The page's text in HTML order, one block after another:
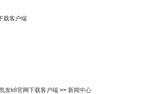
载客户端
发k8官网下载客户端 >> 新闻中心